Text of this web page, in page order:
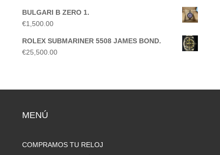
BULGARI B ZERO 1.
€1,500.00
ROLEX SUBMARINER 5508 JAMES BOND.
€25,500.00
MENÚ
COMPRAMOS TU RELOJ